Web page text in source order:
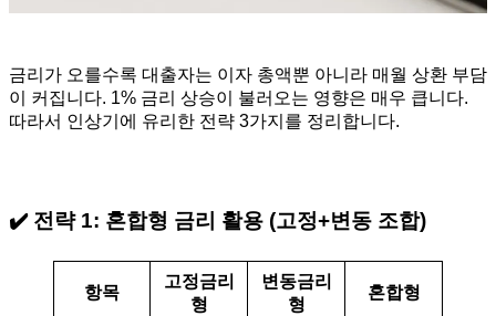
금리가 오를수록 대출자는 이자 총액뿐 아니라 매월 상환 부담
이 커집니다. 1% 금리 상승이 불러오는 영향은 매우 큽니다.
따라서 인상기에 유리한 전략 3가지를 정리합니다.
✔️ 전략 1: 혼합형 금리 활용 (고정+변동 조합)
항목
고정금리
형
변동금리
형
혼합형